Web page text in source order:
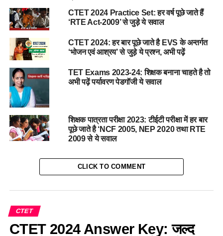
CTET 2024 Practice Set: हर वर्ष पूछे जाते हैं
‘RTE Act-2009’ से जुड़े ये सवाल
CTET 2024: हर बार पूछे जाते है EVS के अन्तर्गत
‘भोजन एवं आश्रय’ से जुड़े ये प्रश्न, अभी पढ़ें
TET Exams 2023-24: शिक्षक बनाना चाहते है तो
अभी पढ़ें पर्यावरण पेडगॉजी ये सवाल
शिक्षक पात्रता परीक्षा 2023: टीईटी परीक्षा में हर बार
पूछे जाते है ‘NCF 2005, NEP 2020 तथा RTE
2009 से ये सवाल
CLICK TO COMMENT
CTET
CTET 2024 Answer Key: जल्द